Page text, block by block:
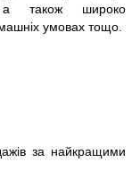
а також широко
умовах тощо.
за найкращими